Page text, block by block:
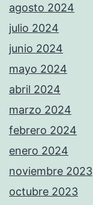
agosto 2024
julio 2024
junio 2024
mayo 2024
abril 2024
marzo 2024
febrero 2024
enero 2024
noviembre 2023
octubre 2023